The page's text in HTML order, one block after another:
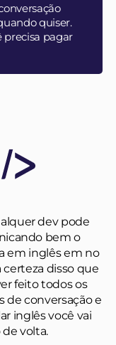
quiser.
precisa pagar
dev pode
bem o
em inglês em no
disso que
feito todos os
de conversação e
inglês você vai
volta.